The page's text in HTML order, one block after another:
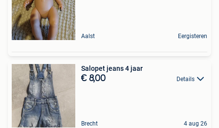
Aalst Eergisteren
Salopet jeans 4 jaar
€ 8,00 Details
Brecht 4 aug 26